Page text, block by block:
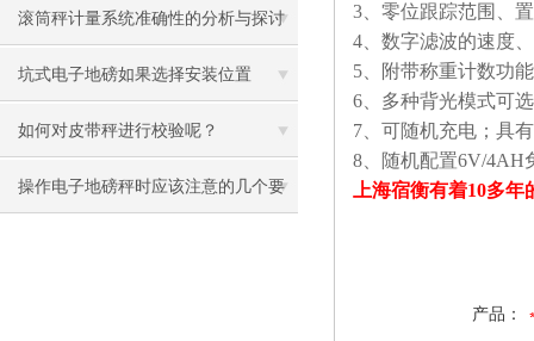
滚筒秤计量系统准确性的分析与探讨​
坑式电子地磅如果选择安装位置
如何对皮带秤进行校验呢？
操作电子地磅秤时应该注意的几个要
3、零位跟踪范围、
4、数字滤波的速度
5、附带称重计数功
6、多种背光模式可
7、可随机充电；具
8、随机配置6V/4AH
上海宿衡有着10多
产品：